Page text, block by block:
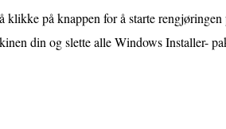
klikke på knappen for å starte rengjøringen
din og slette alle Windows Installer-